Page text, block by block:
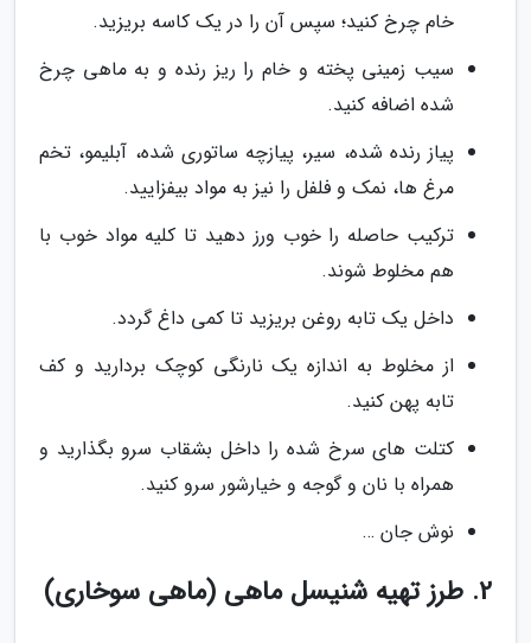
خام چرخ کنید؛ سپس آن را در یک کاسه بریزید.
سیب زمینی پخته و خام را ریز رنده و به ماهی چرخ
شده اضافه کنید.
پیاز رنده شده، سیر، پیازچه ساتوری شده، آبلیمو، تخم
مرغ ها، نمک و فلفل را نیز به مواد بیفزایید.
ترکیب حاصله را خوب ورز دهید تا کلیه مواد خوب با
هم مخلوط شوند.
داخل یک تابه روغن بریزید تا کمی داغ گردد.
از مخلوط به اندازه یک نارنگی کوچک بردارید و کف
تابه پهن کنید.
کتلت های سرخ شده را داخل بشقاب سرو بگذارید و
همراه با نان و گوجه و خیارشور سرو کنید.
نوش جان …
2. طرز تهیه شنیسل ماهی (ماهی سوخاری)